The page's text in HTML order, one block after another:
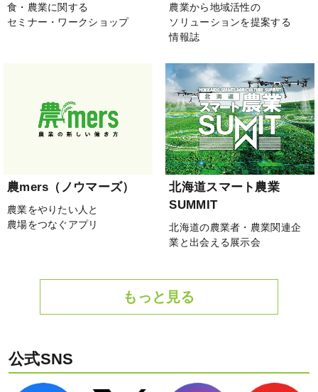
食・農業に関する
セミナー・ワークショップ
農業から地域活性の
ソリューションを提案する
情報誌
農mers（ノウマーズ）
農業をやりたい人と
農場をつなぐアプリ
北海道スマート農業
SUMMIT
北海道の農業者・農業関連企
業と出会える展示会
もっと見る
公式SNS